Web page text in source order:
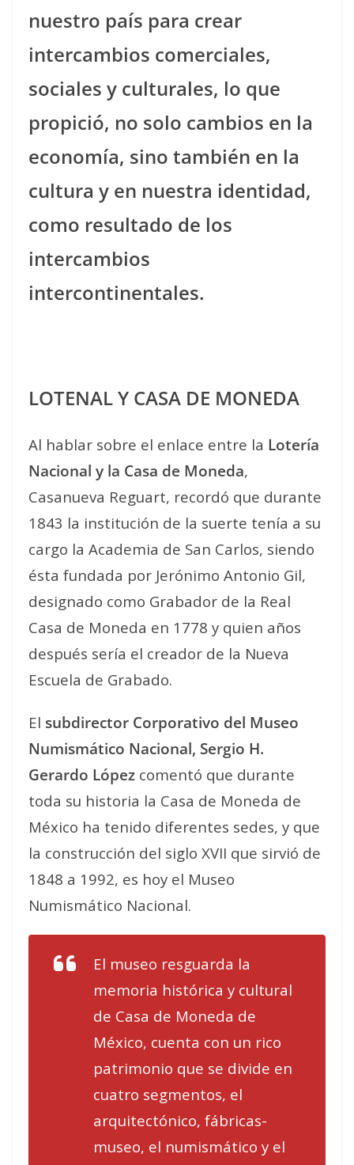
nuestro país para crear
intercambios comerciales,
sociales y culturales, lo que
propició, no solo cambios en la
economía, sino también en la
cultura y en nuestra identidad,
como resultado de los
intercambios
intercontinentales.
LOTENAL Y CASA DE MONEDA
Al hablar sobre el enlace entre la Lotería
Nacional y la Casa de Moneda,
Casanueva Reguart, recordó que durante
1843 la institución de la suerte tenía a su
cargo la Academia de San Carlos, siendo
ésta fundada por Jerónimo Antonio Gil,
designado como Grabador de la Real
Casa de Moneda en 1778 y quien años
después sería el creador de la Nueva
Escuela de Grabado.
El subdirector Corporativo del Museo
Numismático Nacional, Sergio H.
Gerardo López comentó que durante
toda su historia la Casa de Moneda de
México ha tenido diferentes sedes, y que
la construcción del siglo XVII que sirvió de
1848 a 1992, es hoy el Museo
Numismático Nacional.
El museo resguarda la
memoria histórica y cultural
de Casa de Moneda de
México, cuenta con un rico
patrimonio que se divide en
cuatro segmentos, el
arquitectónico, fábricas-
museo, el numismático y el